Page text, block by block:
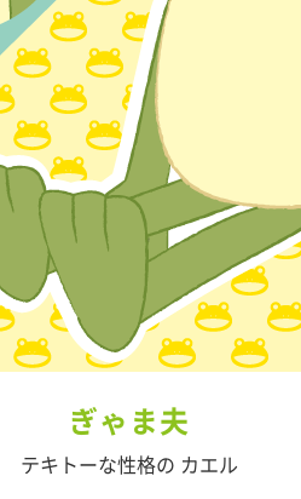
ぎゃま夫
テキトーな性格の カエル